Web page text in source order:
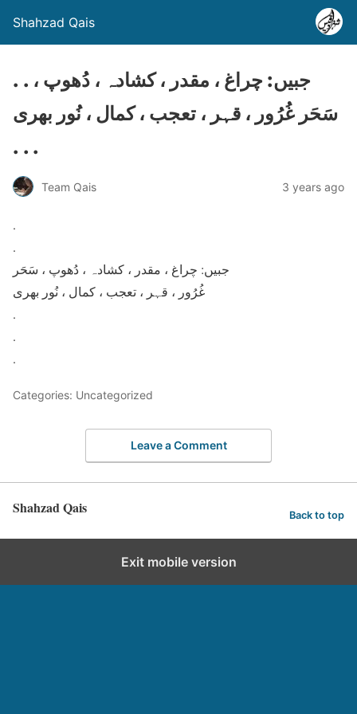
Shahzad Qais
. . جبیں: چراغ ، مقدر ، کشادہ ، دُھوپ ،
سَحَر غُرُور ، قہر ، تعجب ، کمال ، نُور بھری
. . .
Team Qais 3 years ago
.
.
جبیں: چراغ ، مقدر ، کشادہ ، دُھوپ ، سَحَر
غُرُور ، قہر ، تعجب ، کمال ، نُور بھری
.
.
.
Categories: Uncategorized
Leave a Comment
Shahzad Qais Back to top
Exit mobile version